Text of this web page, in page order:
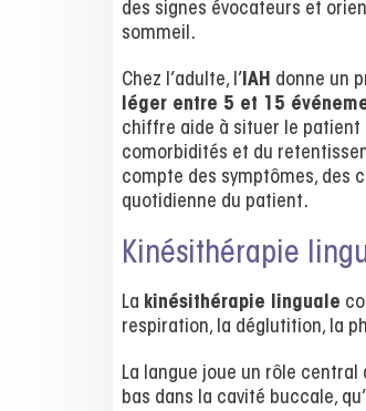
des signes évocateurs et
sommeil.
Chez l’adulte, l’IAH donne un
léger entre 5 et 15
chiffre aide à situer le patient
comorbidités et du
compte des symptômes, des
quotidienne du patient.
Kinésithérapie
La kinésithérapie linguale
respiration, la déglutition, la
La langue joue un rôle central
bas dans la cavité buccale,